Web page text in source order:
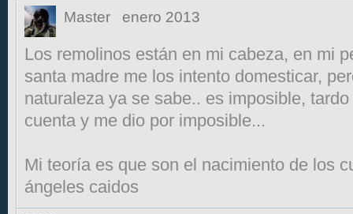
Master enero 2013
Los remolinos están en mi cabeza, en mi
santa madre me los intento domesticar,
naturaleza ya se sabe.. es imposible,
cuenta y me dio por imposible...
Mi teoría es que son el nacimiento de los
ángeles caidos